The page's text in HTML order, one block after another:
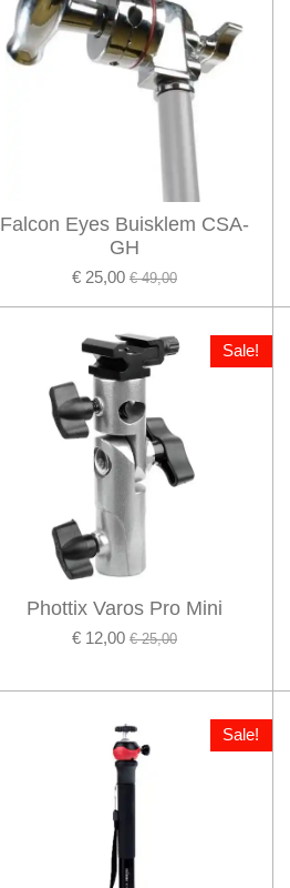
Falcon Eyes Buisklem CSA-
GH
€ 25,00 € 49,00
Sale!
Phottix Varos Pro Mini
€ 12,00 € 25,00
Sale!